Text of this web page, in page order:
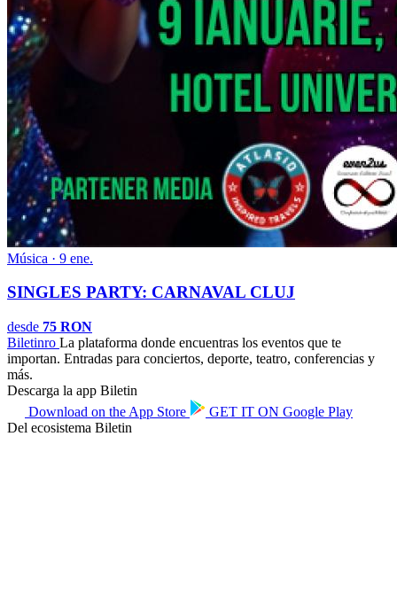
Música · 9 ene.
SINGLES PARTY: CARNAVAL CLUJ
desde 75 RON
Biletinro La plataforma donde encuentras los eventos que te
importan. Entradas para conciertos, deporte, teatro, conferencias y
más.
Descarga la app Biletin
Download on the App Store GET IT ON Google Play
Del ecosistema Biletin